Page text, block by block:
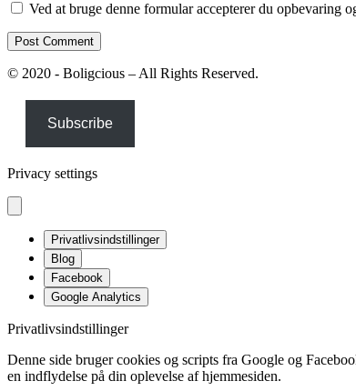
Ved at bruge denne formular accepterer du opbevaring
© 2020 - Boligcious – All Rights Reserved.
Subscribe
Privacy settings
Privatlivsindstillinger
Blog
Facebook
Google Analytics
Privatlivsindstillinger
Denne side bruger cookies og scripts fra Google og
en indflydelse på din oplevelse af hjemmesiden.